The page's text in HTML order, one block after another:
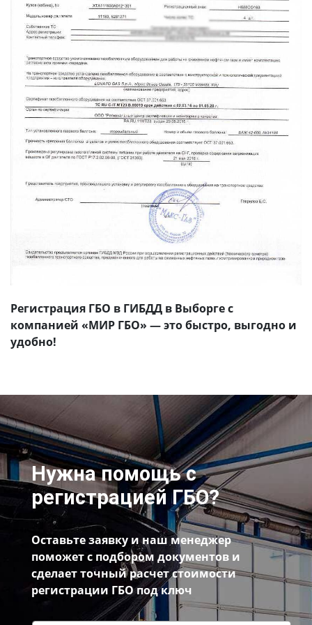
Регистрация ГБО в ГИБДД в Выборге с
компанией «МИР ГБО» — это быстро, выгодно и
удобно!
Нужна помощь с
регистрацией ГБО?
Оставьте заявку и наш менеджер
поможет с подбором документов и
сделает точный расчет стоимости
регистрации ГБО под ключ